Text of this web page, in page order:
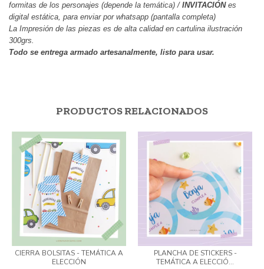
formitas de los personajes (depende la temática) / INVITACIÓN es
digital estática, para enviar por whatsapp (pantalla completa)
La Impresión de las piezas es de alta calidad en cartulina ilustración
300grs.
Todo se entrega armado artesanalmente, listo para usar.
PRODUCTOS RELACIONADOS
CIERRA BOLSITAS - TEMÁTICA A
ELECCIÓN
PLANCHA DE STICKERS -
TEMÁTICA A ELECCIÓ...